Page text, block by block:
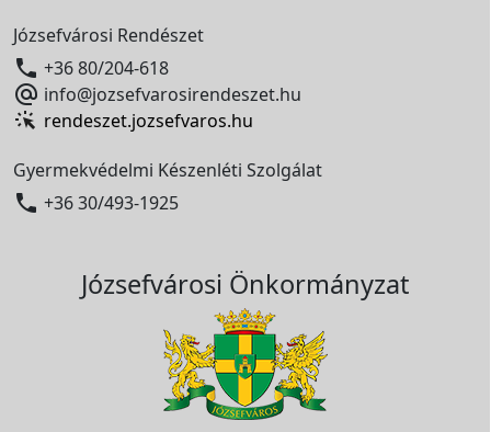
Józsefvárosi Rendészet
 +36 80/204-618
 info@jozsefvarosirendeszet.hu
rendeszet.jozsefvaros.hu
Gyermekvédelmi Készenléti Szolgálat
 +36 30/493-1925
Józsefvárosi Önkormányzat